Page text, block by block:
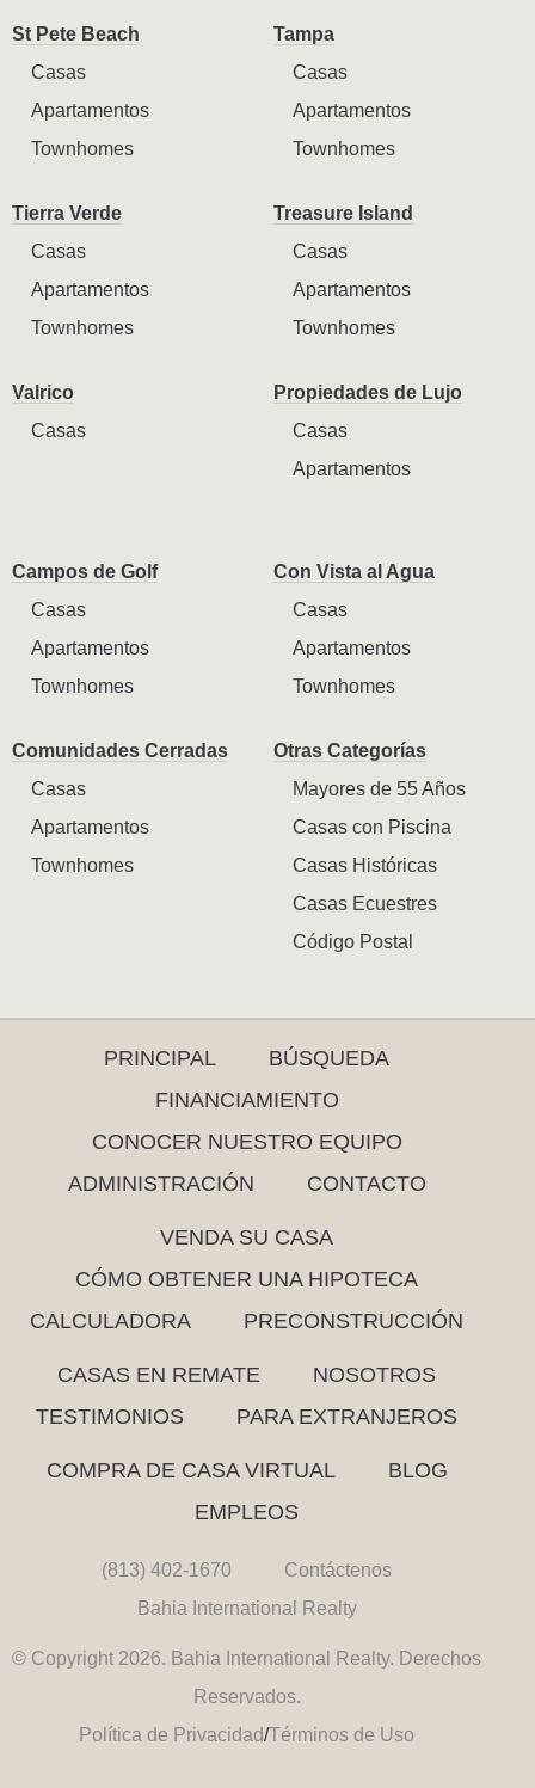
St Pete Beach
Casas
Apartamentos
Townhomes
Tampa
Casas
Apartamentos
Townhomes
Tierra Verde
Casas
Apartamentos
Townhomes
Treasure Island
Casas
Apartamentos
Townhomes
Valrico
Casas
Propiedades de Lujo
Casas
Apartamentos
Campos de Golf
Casas
Apartamentos
Townhomes
Con Vista al Agua
Casas
Apartamentos
Townhomes
Comunidades Cerradas
Casas
Apartamentos
Townhomes
Otras Categorías
Mayores de 55 Años
Casas con Piscina
Casas Históricas
Casas Ecuestres
Código Postal
PRINCIPAL
BÚSQUEDA
FINANCIAMIENTO
CONOCER NUESTRO EQUIPO
ADMINISTRACIÓN
CONTACTO
VENDA SU CASA
CÓMO OBTENER UNA HIPOTECA
CALCULADORA
PRECONSTRUCCIÓN
CASAS EN REMATE
NOSOTROS
TESTIMONIOS
PARA EXTRANJEROS
COMPRA DE CASA VIRTUAL
BLOG
EMPLEOS
(813) 402-1670
Contáctenos
Bahia International Realty
© Copyright 2026. Bahia International Realty. Derechos
Reservados.
Política de Privacidad/Términos de Uso